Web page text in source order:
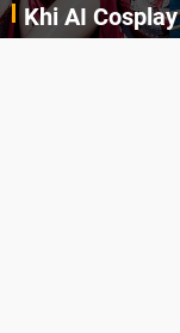
Khi AI